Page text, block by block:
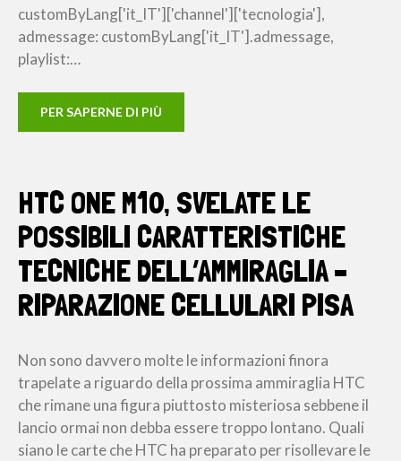
customByLang['it_IT']['channel']['tecnologia'],
admessage: customByLang['it_IT'].admessage,
playlist:…
PER SAPERNE DI PIÙ
HTC ONE M10, SVELATE LE
POSSIBILI CARATTERISTICHE
TECNICHE DELL’AMMIRAGLIA –
RIPARAZIONE CELLULARI PISA
Non sono davvero molte le informazioni finora
trapelate a riguardo della prossima ammiraglia HTC
che rimane una figura piuttosto misteriosa sebbene il
lancio ormai non debba essere troppo lontano. Quali
siano le carte che HTC ha preparato per risollevare le